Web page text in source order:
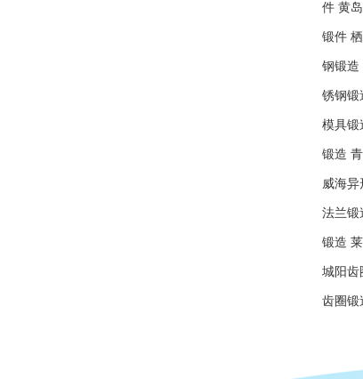
件 黄
锻件
钢锻造
锈钢锻
模具锻
锻造
威海异
法兰锻
锻造
城阳齿
齿圈锻